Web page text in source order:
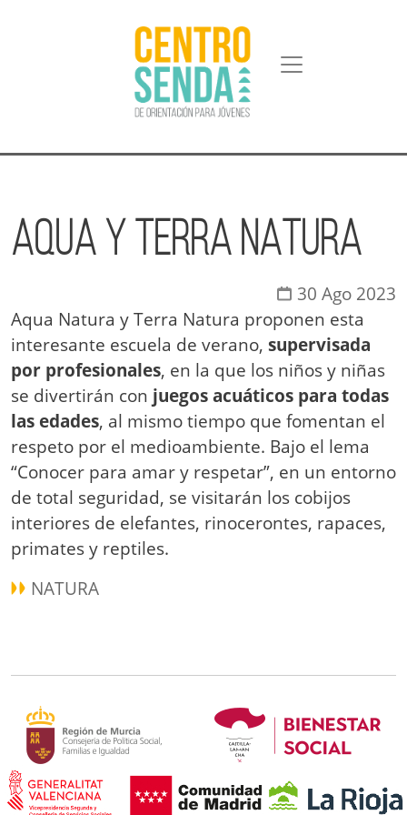
AQUA Y TERRA NATURA
30 Ago 2023
Aqua Natura y Terra Natura proponen esta
interesante escuela de verano, supervisada
por profesionales, en la que los niños y niñas
se divertirán con juegos acuáticos para todas
las edades, al mismo tiempo que fomentan el
respeto por el medioambiente. Bajo el lema
“Conocer para amar y respetar”, en un entorno
de total seguridad, se visitarán los cobijos
interiores de elefantes, rinocerontes, rapaces,
primates y reptiles.
NATURA